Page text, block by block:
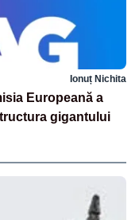
Ionuț Nichita
Europeană a
gigantului